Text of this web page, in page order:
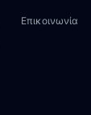
Επικοινωνία